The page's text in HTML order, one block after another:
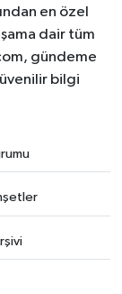
en özel
dair tüm
gündeme
bilgi